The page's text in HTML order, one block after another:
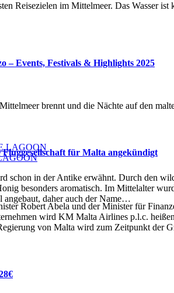
schon in der Antike erwähnt. Durch den
besonders aromatisch. Im Mittelalter
daher auch der Name…
Reisezielen im Mittelmeer. Das Wasser
– Events, Festivals & Highlights 2025
brennt und die Nächte auf den
für Malta angekündigt
Robert Abela und der Minister für
wird KM Malta Airlines p.l.c.
von Malta wird zum Zeitpunkt der